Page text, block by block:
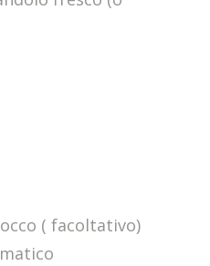
( facoltativo)